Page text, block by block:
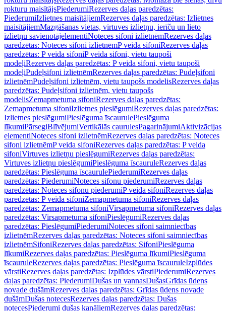
rokturu maisītājsPiederumiRezerves daļas paredzētas:
PiederumiIzlietnes maisītājiemRezerves daļas paredzētas: Izlietnes
maisītājiemMazgāšanas vietas, virtuves izlietņu, ierīču un lieto
izlietņu savienotājelementiNoteces sifoni izlietnēmRezerves daļas
paredzētas: Noteces sifoni izlietnēmP veida sifoniRezerves daļas
paredzētas: P veida sifoniP veida sifoni, vietu taupoši
modeļiRezerves daļas paredzētas: P veida sifoni, vietu taupoši
modeļiPudeļsifoni izlietnēmRezerves daļas paredzētas: Pudeļsifoni
izlietnēmPudeļsifoni izlietnēm, vietu taupošs modelisRezerves daļas
paredzētas: Pudeļsifoni izlietnēm, vietu taupošs
modelisZemapmetuma sifoniRezerves daļas paredzētas:
Zemapmetuma sifoniIzlietnes pieslēgumiRezerves daļas paredzētas:
Izlietnes pieslēgumiPieslēguma īscaurulePieslēguma
līkumiPārsegiBlīvējumiVertikālās caurulesPagarinājumiAktivizācijas
elementiNoteces sifoni izlietnēmRezerves daļas paredzētas: Noteces
sifoni izlietnēmP veida sifoniRezerves daļas paredzētas: P veida
sifoniVirtuves izlietņu pieslēgumiRezerves daļas paredzētas:
Virtuves izlietņu pieslēgumiPieslēguma īscauruleRezerves daļas
paredzētas: Pieslēguma īscaurulePiederumiRezerves daļas
paredzētas: PiederumiNoteces sifonu piederumiRezerves daļas
paredzētas: Noteces sifonu piederumiP veida sifoniRezerves daļas
paredzētas: P veida sifoniZemapmetuma sifoniRezerves daļas
paredzētas: Zemapmetuma sifoniVirsapmetuma sifoniRezerves daļas
paredzētas: Virsapmetuma sifoniPieslēgumiRezerves daļas
paredzētas: PieslēgumiPiederumiNoteces sifoni saimniecības
izlietnēmRezerves daļas paredzētas: Noteces sifoni saimniecības
izlietnēmSifoniRezerves daļas paredzētas: SifoniPieslēguma
līkumiRezerves daļas paredzētas: Pieslēguma līkumiPieslēguma
īscauruleRezerves daļas paredzētas: Pieslēguma īscauruleIzplūdes
vārstiRezerves daļas paredzētas: Izplūdes vārstiPiederumiRezerves
daļas paredzētas: PiederumiDušas un vannasDušasGrīdas ūdens
novade dušāmRezerves daļas paredzētas: Grīdas ūdens novade
dušāmDušas notecesRezerves daļas paredzētas: Dušas
notecesPiederumi dušas kanāliemRezerves daļas paredzētas: